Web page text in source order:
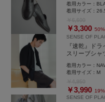
着用カラー：
着用サイズ：
￥3,300
SENSE OF
『速乾』ド
スリーブシャ
着用カラー：
着用サイズ： M
￥3,990
SENSE OF